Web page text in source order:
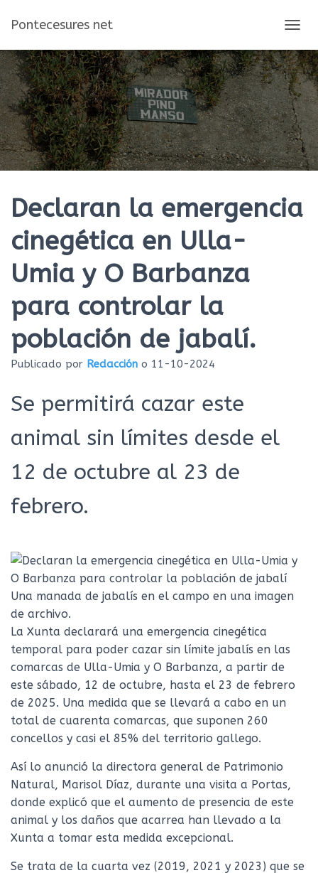
Pontecesures net
A
M
B
I
A
R
M
O
D
O
N
Declaran la emergencia
cinegética en Ulla-
Umia y O Barbanza
para controlar la
población de jabalí.
Publicado por Redacción o 11-10-2024
Se permitirá cazar este
animal sin límites desde el
12 de octubre al 23 de
febrero.
Una manada de jabalís en el campo en una imagen
de archivo.
La Xunta declarará una emergencia cinegética
temporal para poder cazar sin límite jabalís en las
comarcas de Ulla-Umia y O Barbanza, a partir de
este sábado, 12 de octubre, hasta el 23 de febrero
de 2025. Una medida que se llevará a cabo en un
total de cuarenta comarcas, que suponen 260
concellos y casi el 85% del territorio gallego.
Así lo anunció la directora general de Patrimonio
Natural, Marisol Díaz, durante una visita a Portas,
donde explicó que el aumento de presencia de este
animal y los daños que acarrea han llevado a la
Xunta a tomar esta medida excepcional.
Se trata de la cuarta vez (2019, 2021 y 2023) que se